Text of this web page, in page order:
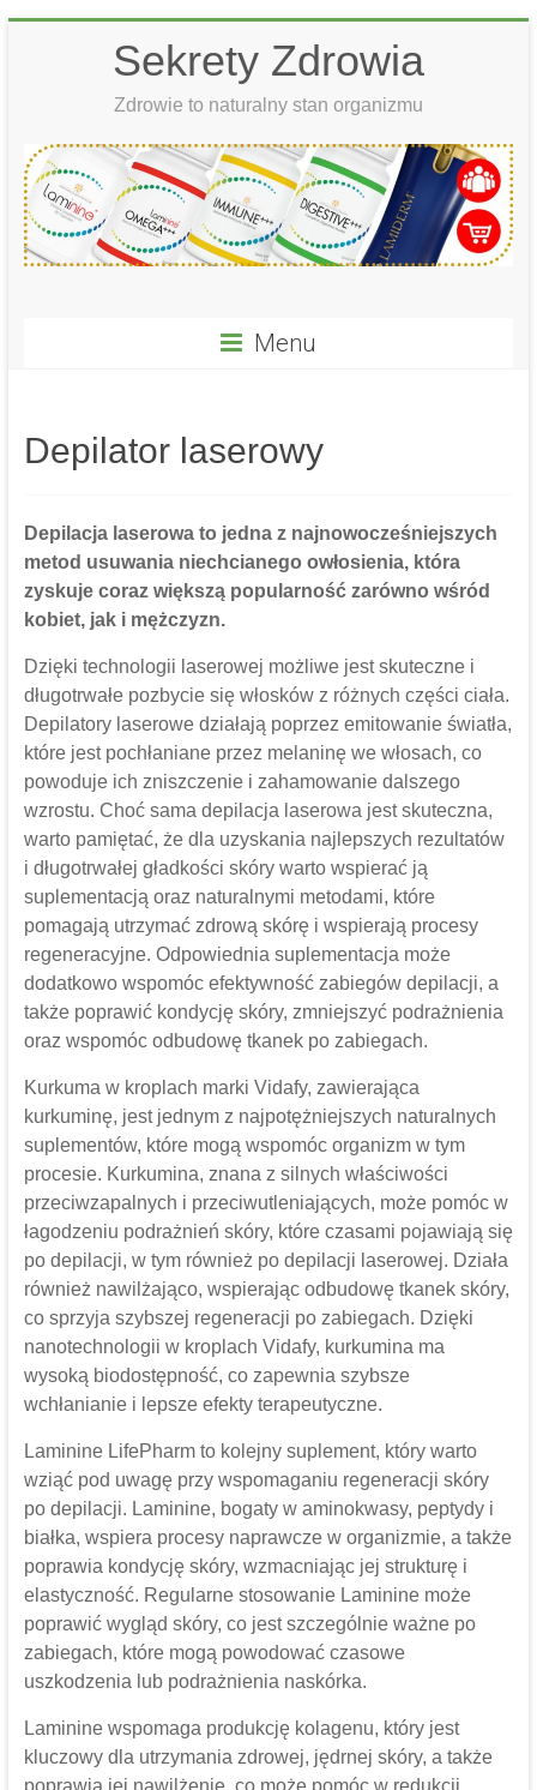
Sekrety Zdrowia
Zdrowie to naturalny stan organizmu
Menu
Depilator laserowy
Depilacja laserowa to jedna z najnowocześniejszych
metod usuwania niechcianego owłosienia, która
zyskuje coraz większą popularność zarówno wśród
kobiet, jak i mężczyzn.
Dzięki technologii laserowej możliwe jest skuteczne i
długotrwałe pozbycie się włosków z różnych części ciała.
Depilatory laserowe działają poprzez emitowanie światła,
które jest pochłaniane przez melaninę we włosach, co
powoduje ich zniszczenie i zahamowanie dalszego
wzrostu. Choć sama depilacja laserowa jest skuteczna,
warto pamiętać, że dla uzyskania najlepszych rezultatów
i długotrwałej gładkości skóry warto wspierać ją
suplementacją oraz naturalnymi metodami, które
pomagają utrzymać zdrową skórę i wspierają procesy
regeneracyjne. Odpowiednia suplementacja może
dodatkowo wspomóc efektywność zabiegów depilacji, a
także poprawić kondycję skóry, zmniejszyć podrażnienia
oraz wspomóc odbudowę tkanek po zabiegach.
Kurkuma w kroplach marki Vidafy, zawierająca
kurkuminę, jest jednym z najpotężniejszych naturalnych
suplementów, które mogą wspomóc organizm w tym
procesie. Kurkumina, znana z silnych właściwości
przeciwzapalnych i przeciwutleniających, może pomóc w
łagodzeniu podrażnień skóry, które czasami pojawiają się
po depilacji, w tym również po depilacji laserowej. Działa
również nawilżająco, wspierając odbudowę tkanek skóry,
co sprzyja szybszej regeneracji po zabiegach. Dzięki
nanotechnologii w kroplach Vidafy, kurkumina ma
wysoką biodostępność, co zapewnia szybsze
wchłanianie i lepsze efekty terapeutyczne.
Laminine LifePharm to kolejny suplement, który warto
wziąć pod uwagę przy wspomaganiu regeneracji skóry
po depilacji. Laminine, bogaty w aminokwasy, peptydy i
białka, wspiera procesy naprawcze w organizmie, a także
poprawia kondycję skóry, wzmacniając jej strukturę i
elastyczność. Regularne stosowanie Laminine może
poprawić wygląd skóry, co jest szczególnie ważne po
zabiegach, które mogą powodować czasowe
uszkodzenia lub podrażnienia naskórka.
Laminine wspomaga produkcję kolagenu, który jest
kluczowy dla utrzymania zdrowej, jędrnej skóry, a także